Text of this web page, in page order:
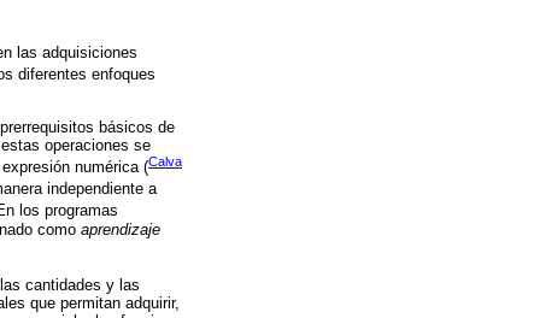
las adquisiciones
diferentes enfoques
básicos de
operaciones se
numérica (Calva
independiente a
los programas
como aprendizaje
cantidades y las
que permitan adquirir,